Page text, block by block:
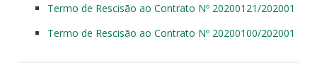
Termo de Rescisão ao Contrato Nº 20200121/202001
Termo de Rescisão ao Contrato Nº 20200100/202001